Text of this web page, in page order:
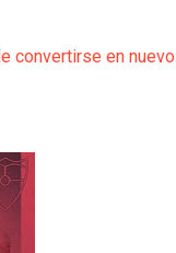
convertirse en nuevo